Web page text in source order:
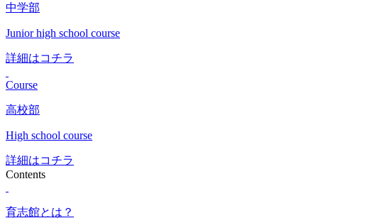
中学部
Junior high school course
詳細はコチラ
Course
高校部
High school course
詳細はコチラ
Contents
育志館とは？